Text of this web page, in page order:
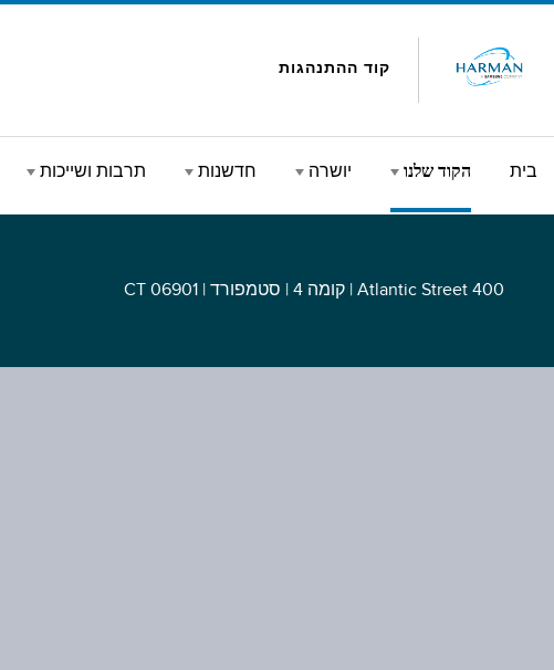
קוד ההתנהגות
בית הקוד שלנו יושרה חדשנות תרבות ושייכות
400 Atlantic Street | קומה 4 | סטמפורד | CT 06901